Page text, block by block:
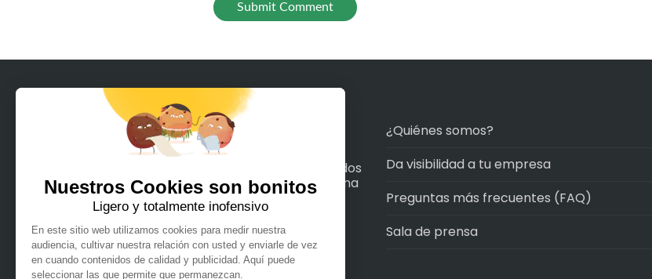
Con Rodeeo, alquila en unos pocos clics todos
los medios de movilidad terrestre o marítima
que puedas imaginar.
Español Français
¿Quiénes somos?
Da visibilidad a tu empresa
Preguntas más frecuentes (FAQ)
Sala de prensa